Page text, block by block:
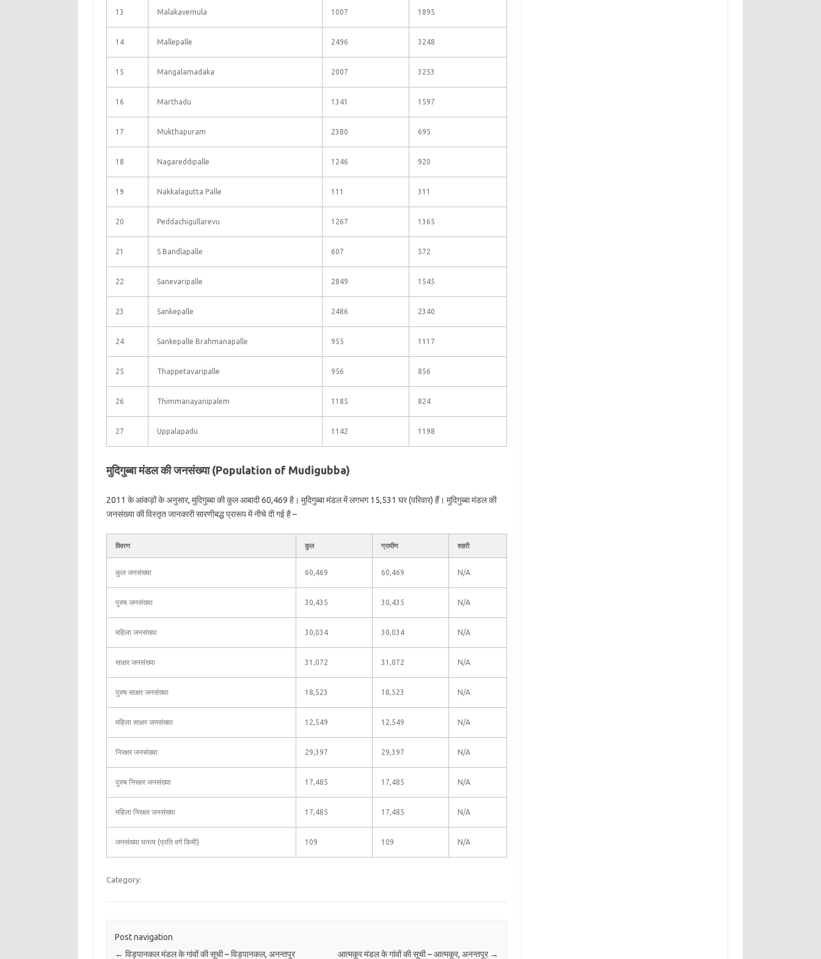
13 Malakavemula 1007 1895
14 Mallepalle 2496 3248
15 Mangalamadaka 2007 3253
16 Marthadu 1341 1597
17 Mukthapuram 2380 695
18 Nagareddipalle 1246 920
19 Nakkalagutta Palle 111 311
20 Peddachigullarevu 1267 1365
21 S Bandlapalle 607 572
22 Sanevaripalle 2849 1545
23 Sankepalle 2486 2340
24 Sankepalle Brahmanapalle 955 1117
25 Thappetavaripalle 956 856
26 Thimmanayanipalem 1185 824
27 Uppalapadu 1142 1198
मुदिगुब्बा मंडल की जनसंख्या (Population of Mudigubba)
2011 के आंकड़ों के अनुसार, मुदिगुब्बा की कुल आबादी 60,469 है। मुदिगुब्बा मंडल में लगभग 15,531 घर (परिवार) हैं। मुदिगुब्बा मंडल की
जनसंख्या की विस्तृत जानकारी सारणीबद्ध प्रारूप में नीचे दी गई है –
विवरण कुल ग्रामीण शहरी
कुल जनसंख्या 60,469 60,469 N/A
पुरुष जनसंख्या 30,435 30,435 N/A
महिला जनसंख्या 30,034 30,034 N/A
साक्षर जनसंख्या 31,072 31,072 N/A
पुरुष साक्षर जनसंख्या 18,523 18,523 N/A
महिला साक्षर जनसंख्या 12,549 12,549 N/A
निरक्षर जनसंख्या 29,397 29,397 N/A
पुरुष निरक्षर जनसंख्या 17,485 17,485 N/A
महिला निरक्षर जनसंख्या 17,485 17,485 N/A
जनसंख्या घनत्व (प्रति वर्ग किमी) 109 109 N/A
Category:
Post navigation
← विड्पानकल मंडल के गांवों की सूची – विड्पानकल, अनन्तपूर आत्मकूर मंडल के गांवों की सूची – आत्मकूर, अनन्तपूर →